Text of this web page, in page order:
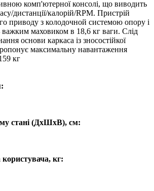
комп'ютерної консолі, що виводить
дистанції/калорій/RPM. Пристрій
приводу з колодочной системою опору і
важким маховиком в 18,6 кг ваги. Слід
основи каркаса із зносостійкої
максимальну навантаження
кг
стані (ДхШхВ), см:
кг: